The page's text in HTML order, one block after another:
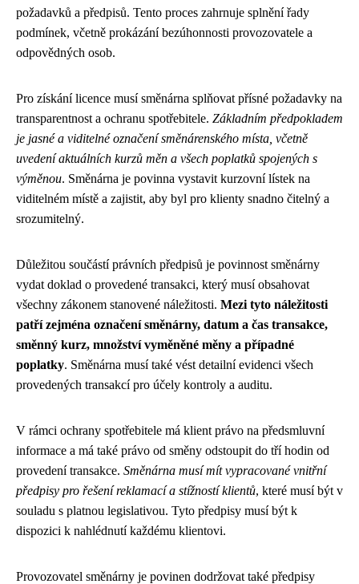
požadavků a předpisů. Tento proces zahrnuje splnění řady
podmínek, včetně prokázání bezúhonnosti provozovatele a
odpovědných osob.
Pro získání licence musí směnárna splňovat přísné požadavky na
transparentnost a ochranu spotřebitele. Základním předpokladem
je jasné a viditelné označení směnárenského místa, včetně
uvedení aktuálních kurzů měn a všech poplatků spojených s
výměnou. Směnárna je povinna vystavit kurzovní lístek na
viditelném místě a zajistit, aby byl pro klienty snadno čitelný a
srozumitelný.
Důležitou součástí právních předpisů je povinnost směnárny
vydat doklad o provedené transakci, který musí obsahovat
všechny zákonem stanovené náležitosti. Mezi tyto náležitosti
patří zejména označení směnárny, datum a čas transakce,
směnný kurz, množství vyměněné měny a případné
poplatky. Směnárna musí také vést detailní evidenci všech
provedených transakcí pro účely kontroly a auditu.
V rámci ochrany spotřebitele má klient právo na předsmluvní
informace a má také právo od směny odstoupit do tří hodin od
provedení transakce. Směnárna musí mít vypracované vnitřní
předpisy pro řešení reklamací a stížností klientů, které musí být v
souladu s platnou legislativou. Tyto předpisy musí být k
dispozici k nahlédnutí každému klientovi.
Provozovatel směnárny je povinen dodržovat také předpisy